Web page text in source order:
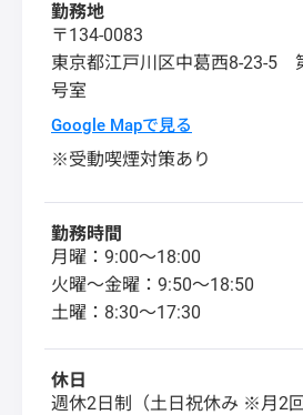
勤務地
〒134-0083
東京都江戸川区中葛西8-23-5
号室
Google Mapで見る
※受動喫煙対策あり
勤務時間
月曜：9:00～18:00
火曜～金曜：9:50～18:50
土曜：8:30～17:30
休日
週休2日制（土日祝休み ※月2